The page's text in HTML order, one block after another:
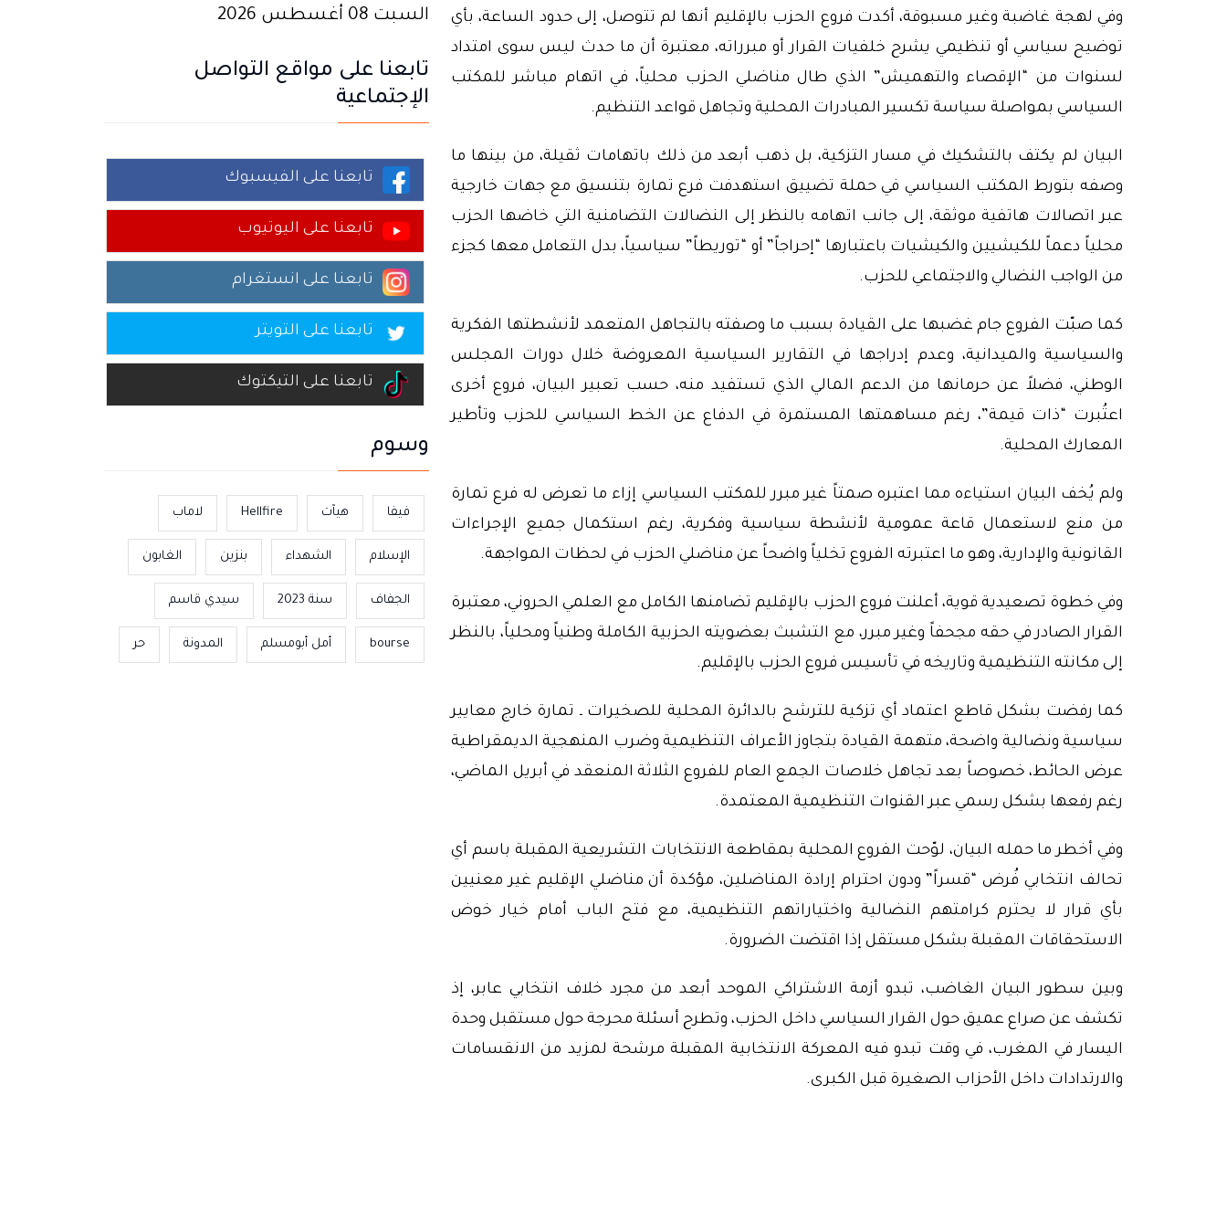
وفي لهجة غاضبة وغير مسبوقة، أكدت فروع الحزب بالإقليم أنها لم تتوصل، إلى حدود الساعة، بأي
توضيح سياسي أو تنظيمي يشرح خلفيات القرار أو مبرراته، معتبرة أن ما حدث ليس سوى امتداد
لسنوات من “الإقصاء والتهميش” الذي طال مناضلي الحزب محلياً، في اتهام مباشر للمكتب
السياسي بمواصلة سياسة تكسير المبادرات المحلية وتجاهل قواعد التنظيم.
البيان لم يكتف بالتشكيك في مسار التزكية، بل ذهب أبعد من ذلك باتهامات ثقيلة، من بينها ما
وصفه بتورط المكتب السياسي في حملة تضييق استهدفت فرع تمارة بتنسيق مع جهات خارجية
عبر اتصالات هاتفية موثقة، إلى جانب اتهامه بالنظر إلى النضالات التضامنية التي خاضها الحزب
محلياً دعماً للكيشيين والكيشيات باعتبارها “إحراجاً” أو “توريطاً” سياسياً، بدل التعامل معها كجزء
من الواجب النضالي والاجتماعي للحزب.
كما صبّت الفروع جام غضبها على القيادة بسبب ما وصفته بالتجاهل المتعمد لأنشطتها الفكرية
والسياسية والميدانية، وعدم إدراجها في التقارير السياسية المعروضة خلال دورات المجلس
الوطني، فضلاً عن حرمانها من الدعم المالي الذي تستفيد منه، حسب تعبير البيان، فروع أخرى
اعتُبرت “ذات قيمة”، رغم مساهمتها المستمرة في الدفاع عن الخط السياسي للحزب وتأطير
المعارك المحلية.
ولم يُخف البيان استياءه مما اعتبره صمتاً غير مبرر للمكتب السياسي إزاء ما تعرض له فرع تمارة
من منع لاستعمال قاعة عمومية لأنشطة سياسية وفكرية، رغم استكمال جميع الإجراءات
القانونية والإدارية، وهو ما اعتبرته الفروع تخلياً واضحاً عن مناضلي الحزب في لحظات المواجهة.
وفي خطوة تصعيدية قوية، أعلنت فروع الحزب بالإقليم تضامنها الكامل مع العلمي الحروني، معتبرة
القرار الصادر في حقه مجحفاً وغير مبرر، مع التشبث بعضويته الحزبية الكاملة وطنياً ومحلياً، بالنظر
إلى مكانته التنظيمية وتاريخه في تأسيس فروع الحزب بالإقليم.
كما رفضت بشكل قاطع اعتماد أي تزكية للترشح بالدائرة المحلية للصخيرات ـ تمارة خارج معايير
سياسية ونضالية واضحة، متهمة القيادة بتجاوز الأعراف التنظيمية وضرب المنهجية الديمقراطية
عرض الحائط، خصوصاً بعد تجاهل خلاصات الجمع العام للفروع الثلاثة المنعقد في أبريل الماضي،
رغم رفعها بشكل رسمي عبر القنوات التنظيمية المعتمدة.
وفي أخطر ما حمله البيان، لوّحت الفروع المحلية بمقاطعة الانتخابات التشريعية المقبلة باسم أي
تحالف انتخابي فُرض “قسراً” ودون احترام إرادة المناضلين، مؤكدة أن مناضلي الإقليم غير معنيين
بأي قرار لا يحترم كرامتهم النضالية واختياراتهم التنظيمية، مع فتح الباب أمام خيار خوض
الاستحقاقات المقبلة بشكل مستقل إذا اقتضت الضرورة.
وبين سطور البيان الغاضب، تبدو أزمة الاشتراكي الموحد أبعد من مجرد خلاف انتخابي عابر، إذ
تكشف عن صراع عميق حول القرار السياسي داخل الحزب، وتطرح أسئلة محرجة حول مستقبل وحدة
اليسار في المغرب، في وقت تبدو فيه المعركة الانتخابية المقبلة مرشحة لمزيد من الانقسامات
والارتدادات داخل الأحزاب الصغيرة قبل الكبرى.
السبت 08 أغسطس 2026
تابعنا على مواقع التواصل
الإجتماعية
تابعنا على الفيسبوك
تابعنا على اليوتيوب
تابعنا على انستغرام
تابعنا على التويتر
تابعنا على التيكتوك
وسوم
فيفا هيآت Hellfire لاماب
الإسلام الشهداء بنزين الغابون
الجفاف سنة 2023 سيدي قاسم
bourse أمل أبومسلم المدونة حر